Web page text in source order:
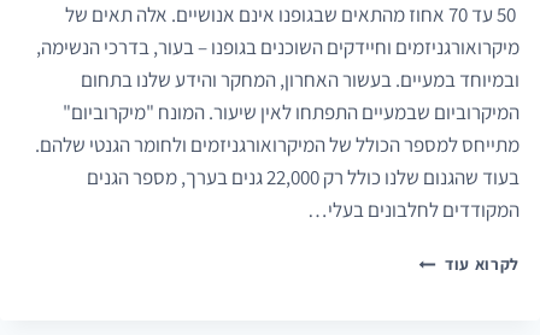
50 עד 70 אחוז מהתאים שבגופנו אינם אנושיים. אלה תאים של
מיקרואורגניזמים וחיידקים השוכנים בגופנו – בעור, בדרכי הנשימה,
ובמיוחד במעיים. בעשור האחרון, המחקר והידע שלנו בתחום
המיקרוביום שבמעיים התפתחו לאין שיעור. המונח "מיקרוביום"
מתייחס למספר הכולל של המיקרואורגניזמים ולחומר הגנטי שלהם.
בעוד שהגנום שלנו כולל רק 22,000 גנים בערך, מספר הגנים
המקודדים לחלבונים בעלי…
לקרוא עודמיקרוביום